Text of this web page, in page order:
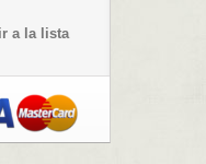
a la lista